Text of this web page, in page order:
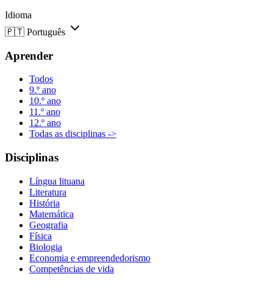
Idioma
🇵🇹 Português
Aprender
Todos
9.º ano
10.º ano
11.º ano
12.º ano
Todas as disciplinas ->
Disciplinas
Língua lituana
Literatura
História
Matemática
Geografia
Física
Biologia
Economia e empreendedorismo
Competências de vida